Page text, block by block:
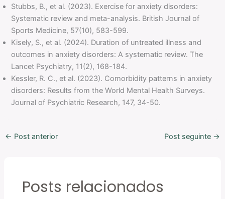
Stubbs, B., et al. (2023). Exercise for anxiety disorders:
Systematic review and meta-analysis. British Journal of
Sports Medicine, 57(10), 583-599.
Kisely, S., et al. (2024). Duration of untreated illness and
outcomes in anxiety disorders: A systematic review. The
Lancet Psychiatry, 11(2), 168-184.
Kessler, R. C., et al. (2023). Comorbidity patterns in anxiety
disorders: Results from the World Mental Health Surveys.
Journal of Psychiatric Research, 147, 34-50.
← Post anterior Post seguinte →
Posts relacionados